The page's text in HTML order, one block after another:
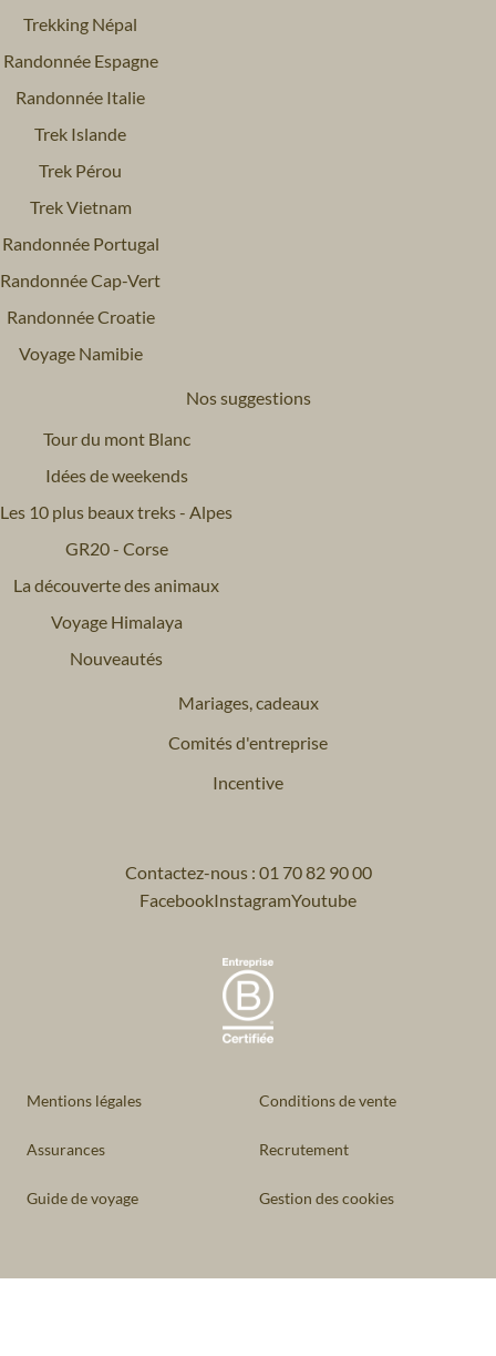
Trekking Népal
Randonnée Espagne
Randonnée Italie
Trek Islande
Trek Pérou
Trek Vietnam
Randonnée Portugal
Randonnée Cap-Vert
Randonnée Croatie
Voyage Namibie
Nos suggestions
Tour du mont Blanc
Idées de weekends
Les 10 plus beaux treks - Alpes
GR20 - Corse
La découverte des animaux
Voyage Himalaya
Nouveautés
Mariages, cadeaux
Comités d'entreprise
Incentive
Contactez-nous : 01 70 82 90 00
FacebookInstagramYoutube
Mentions légales Conditions de vente
Assurances Recrutement
Guide de voyage Gestion des cookies